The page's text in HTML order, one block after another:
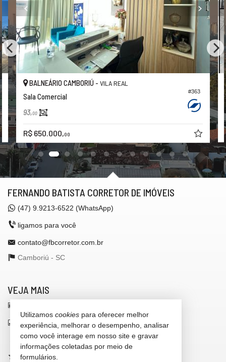
#363
BALNEÁRIO CAMBORIÚ -VILA REAL
Sala Comercial
93,00
R$ 650.000,00
FERNANDO BATISTA CORRETOR DE IMÓVEIS
(47) 9.9213-6522 (WhatsApp)
ligamos para você
contato@fbcorretor.com.br
Camboriú - SC
VEJA MAIS
indicadores financeiros
cadastre seu imóvel
imóveis favoritos
Utilizamos cookies para oferecer melhor
experiência, melhorar o desempenho, analisar
como você interage em nosso site e gravar
informações coletadas por meio de
formulários.